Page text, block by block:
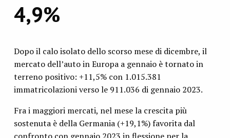
4,9%
Dopo il calo isolato dello scorso mese di dicembre, il
mercato dell’auto in Europa a gennaio è tornato in
terreno positivo: +11,5% con 1.015.381
immatricolazioni verso le 911.036 di gennaio 2023.
Fra i maggiori mercati, nel mese la crescita più
sostenuta è della Germania (+19,1%) favorita dal